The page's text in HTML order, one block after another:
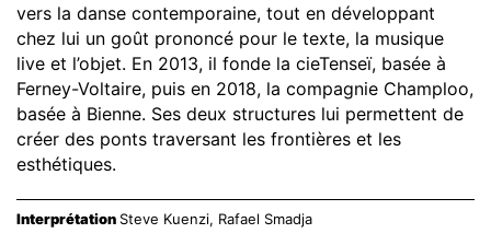
vers la danse contemporaine, tout en développant
chez lui un goût prononcé pour le texte, la musique
live et l’objet. En 2013, il fonde la cieTenseï, basée à
Ferney-Voltaire, puis en 2018, la compagnie Champloo,
basée à Bienne. Ses deux structures lui permettent de
créer des ponts traversant les frontières et les
esthétiques.
Interprétation Steve Kuenzi, Rafael Smadja